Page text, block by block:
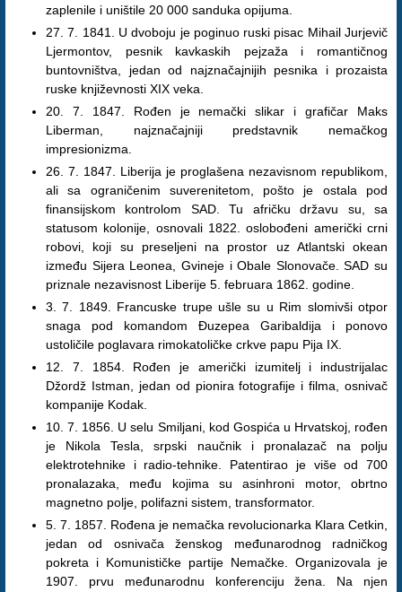
zaplenile i uništile 20 000 sanduka opijuma.
27. 7. 1841. U dvoboju je poginuo ruski pisac Mihail Jurjevič
Ljermontov, pesnik kavkaskih pejzaža i romantičnog
buntovništva, jedan od najznačajnijih pesnika i prozaista
ruske književnosti XIX veka.
20. 7. 1847. Rođen je nemački slikar i grafičar Maks
Liberman, najznačajniji predstavnik nemačkog
impresionizma.
26. 7. 1847. Liberija je proglašena nezavisnom republikom,
ali sa ograničenim suverenitetom, pošto je ostala pod
finansijskom kontrolom SAD. Tu afričku državu su, sa
statusom kolonije, osnovali 1822. oslobođeni američki crni
robovi, koji su preseljeni na prostor uz Atlantski okean
između Sijera Leonea, Gvineje i Obale Slonovače. SAD su
priznale nezavisnost Liberije 5. februara 1862. godine.
3. 7. 1849. Francuske trupe ušle su u Rim slomivši otpor
snaga pod komandom Đuzepea Garibaldija i ponovo
ustoličile poglavara rimokatoličke crkve papu Pija IX.
12. 7. 1854. Rođen je američki izumitelj i industrijalac
Džordž Istman, jedan od pionira fotografije i filma, osnivač
kompanije Kodak.
10. 7. 1856. U selu Smiljani, kod Gospića u Hrvatskoj, rođen
je Nikola Tesla, srpski naučnik i pronalazač na polju
elektrotehnike i radio-tehnike. Patentirao je više od 700
pronalazaka, među kojima su asinhroni motor, obrtno
magnetno polje, polifazni sistem, transformator.
5. 7. 1857. Rođena je nemačka revolucionarka Klara Cetkin,
jedan od osnivača ženskog međunarodnog radničkog
pokreta i Komunističke partije Nemačke. Organizovala je
1907. prvu međunarodnu konferenciju žena. Na njen